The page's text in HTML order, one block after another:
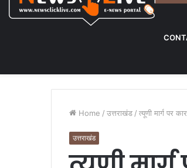
Home / उत्तराखंड / त्यूणी मार्ग पर
उत्तराखंड